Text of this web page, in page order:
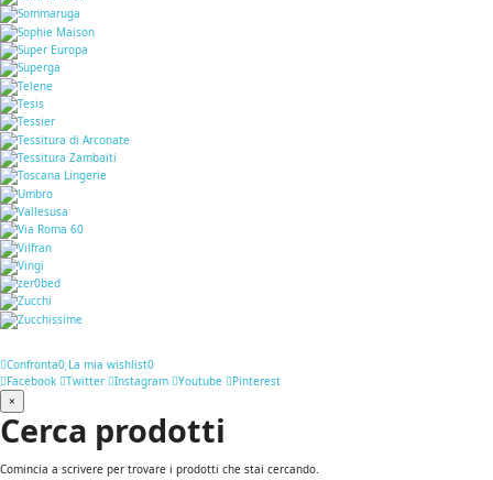
Confronta0 La mia wishlist0
Facebook
Twitter Instagram Youtube
Pinterest
×
Cerca prodotti
Comincia a scrivere per trovare i prodotti che stai cercando.